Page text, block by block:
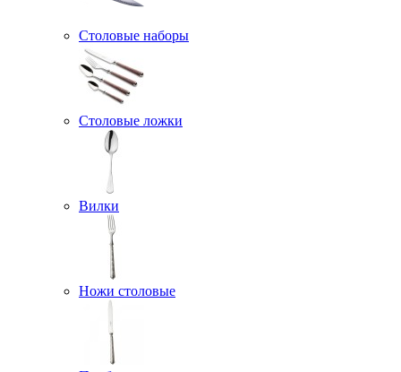
Столовые наборы
Столовые ложки
Вилки
Ножи столовые